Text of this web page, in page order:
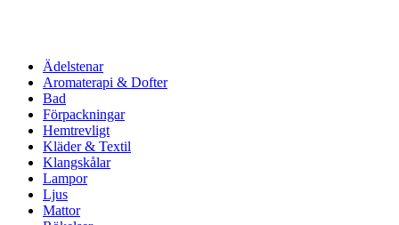
Ädelstenar
Aromaterapi & Dofter
Bad
Förpackningar
Hemtrevligt
Kläder & Textil
Klangskålar
Lampor
Ljus
Mattor